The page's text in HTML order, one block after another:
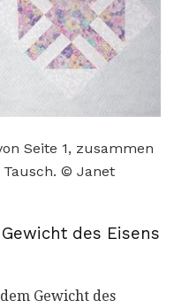
Seite 1, zusammen
© Janet
des Eisens
Gewicht des